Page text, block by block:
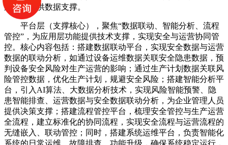
层功能提供数据支撑。
平台层（支撑核心），聚焦“数据联动、智能分析、流程
管控”，为应用层功能提供技术支撑，实现安全与运营协同管
控。核心内容包括：搭建数据联动平台，实现安全数据与运营
数据的联动分析，如通过设备运维数据关联安全隐患数据，预
判设备安全风险对生产运营的影响；通过生产计划数据关联风
险管控数据，优化生产计划，规避安全风险；搭建智能分析平
台，引入AI算法、大数据分析技术，实现风险智能预警、隐
患智能排查、运营数据与安全数据联动分析，为企业管理人员
提供决策支撑；搭建流程管控平台，梳理安全管控与生产运营
全流程，建立标准化的协同流程，实现安全流程与运营流程的
无缝嵌入、联动管控；同时，搭建系统运维平台，负责智能化